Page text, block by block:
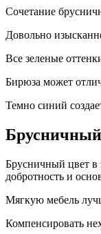
Сочетание
Довольно
Все зеленые
Бирюза может
Темно синий
Брусничный
Брусничный цвет в
добротность и
Мягкую мебель
Компенсировать